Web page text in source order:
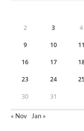
2 3 4
9 10 11
16 17
23 24
30 31
« Nov Jan »